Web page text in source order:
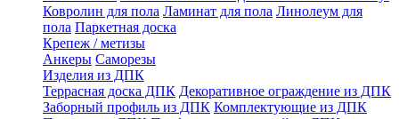
Ковролин для пола Ламинат для пола Линолеум для
пола Паркетная доска
Крепеж / метизы
Анкеры Саморезы
Изделия из ДПК
Террасная доска ДПК Декоративное ограждение из ДПК
Заборный профиль из ДПК Комплектующие из ДПК